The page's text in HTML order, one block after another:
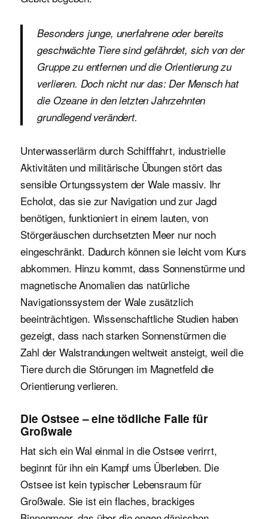
Besonders junge, unerfahrene oder bereits
geschwächte Tiere sind gefährdet, sich von der
Gruppe zu entfernen und die Orientierung zu
verlieren. Doch nicht nur das: Der Mensch hat
die Ozeane in den letzten Jahrzehnten
grundlegend verändert.
Unterwasserlärm durch Schifffahrt, industrielle
Aktivitäten und militärische Übungen stört das
sensible Ortungssystem der Wale massiv. Ihr
Echolot, das sie zur Navigation und zur Jagd
benötigen, funktioniert in einem lauten, von
Störgeräuschen durchsetzten Meer nur noch
eingeschränkt. Dadurch können sie leicht vom Kurs
abkommen. Hinzu kommt, dass Sonnenstürme und
magnetische Anomalien das natürliche
Navigationssystem der Wale zusätzlich
beeinträchtigen. Wissenschaftliche Studien haben
gezeigt, dass nach starken Sonnenstürmen die
Zahl der Walstrandungen weltweit ansteigt, weil die
Tiere durch die Störungen im Magnetfeld die
Orientierung verlieren.
Die Ostsee – eine tödliche Falle für
Großwale
Hat sich ein Wal einmal in die Ostsee verirrt,
beginnt für ihn ein Kampf ums Überleben. Die
Ostsee ist kein typischer Lebensraum für
Großwale. Sie ist ein flaches, brackiges